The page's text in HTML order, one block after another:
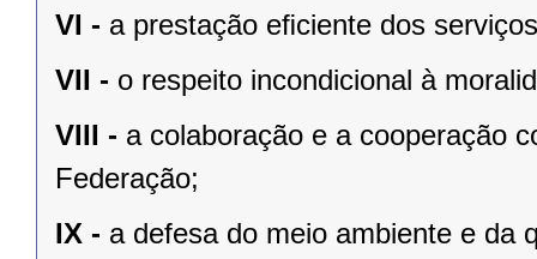
VI - a prestação eﬁciente dos
VII - o respeito incondicional à
VIII - a colaboração e a cooperação
Federação;
IX - a defesa do meio ambiente e da